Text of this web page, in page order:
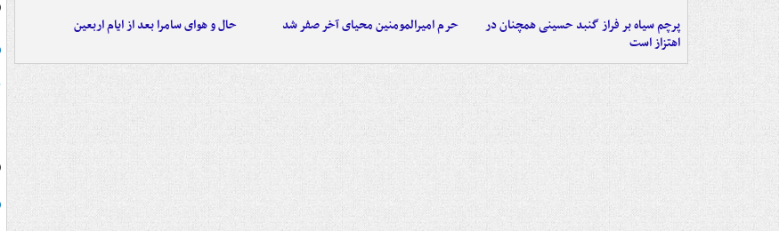
پرچم سیاه بر فراز گنبد حسینی همچنان در
اهتزاز است
حرم امیرالمومنین محیای آخر صفر شد حال و هوای سامرا بعد از ایام اربعین